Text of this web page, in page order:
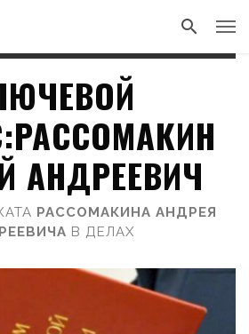
АНДРЕЕВИЧ
РАССОМАКИНА АНДРЕЯ
В ДЕЛАХ